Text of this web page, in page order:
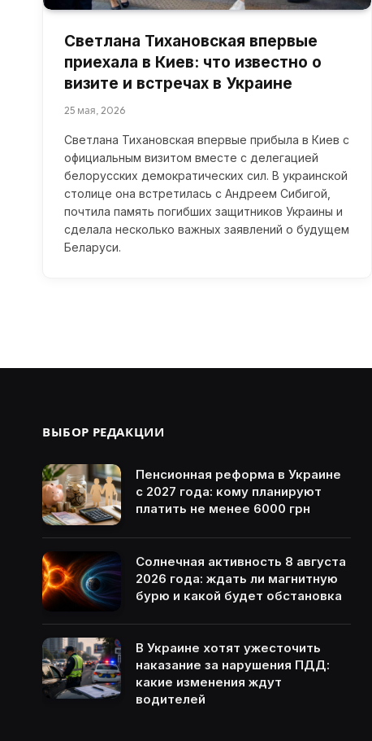
Светлана Тихановская впервые
приехала в Киев: что известно о
визите и встречах в Украине
25 мая, 2026
Светлана Тихановская впервые прибыла в Киев с
официальным визитом вместе с делегацией
белорусских демократических сил. В украинской
столице она встретилась с Андреем Сибигой,
почтила память погибших защитников Украины и
сделала несколько важных заявлений о будущем
Беларуси.
ВЫБОР РЕДАКЦИИ
Пенсионная реформа в Украине
с 2027 года: кому планируют
платить не менее 6000 грн
Солнечная активность 8 августа
2026 года: ждать ли магнитную
бурю и какой будет обстановка
В Украине хотят ужесточить
наказание за нарушения ПДД:
какие изменения ждут
водителей